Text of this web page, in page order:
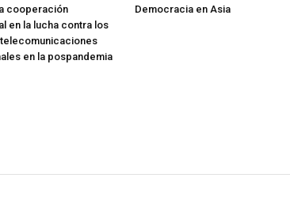
cooperación
en la lucha contra los
en la pospandemia
Democracia en Asia